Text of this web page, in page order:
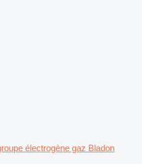
électrogène gaz Bladon